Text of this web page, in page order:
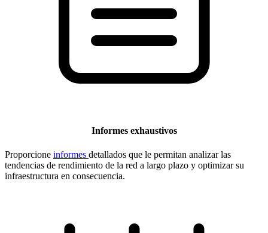
Informes exhaustivos
Proporcione informes detallados que le permitan analizar las
tendencias de rendimiento de la red a largo plazo y optimizar su
infraestructura en consecuencia.